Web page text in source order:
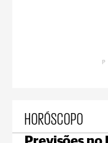
HORÓSCOPO